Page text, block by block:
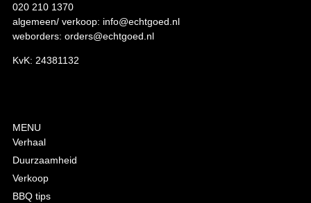
020 210 1370
algemeen/ verkoop: info@echtgoed.nl
weborders: orders@echtgoed.nl
KvK: 24381132
MENU
Verhaal
Duurzaamheid
Verkoop
BBQ tips